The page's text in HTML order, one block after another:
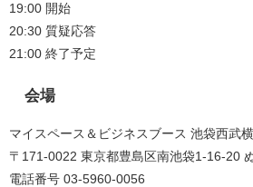
19:00 開始
20:30 質疑応答
21:00 終了予定
会場
マイスペース＆ビジネスブース 池袋西武
〒171-0022 東京都豊島区南池袋1-16-20
電話番号 03-5960-0056